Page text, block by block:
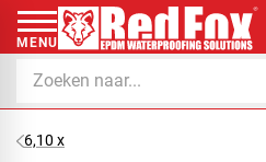
MENU
6,10 x